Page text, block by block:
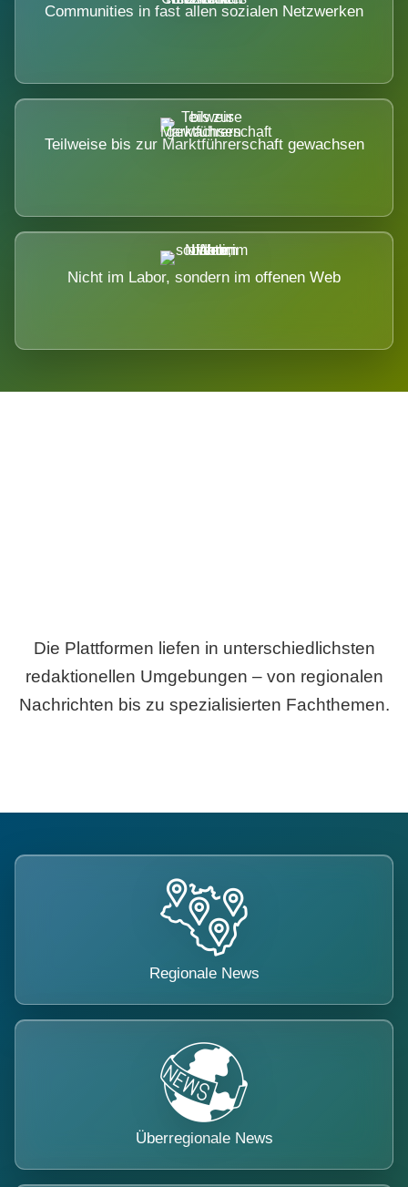
Communities in fast allen sozialen Netzwerken
Teilweise bis zur Marktführerschaft gewachsen
Nicht im Labor, sondern im offenen Web
Die Plattformen liefen in unterschiedlichsten
redaktionellen Umgebungen – von regionalen
Nachrichten bis zu spezialisierten Fachthemen.
Regionale News
Überregionale News